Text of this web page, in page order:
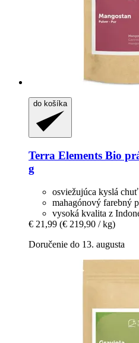
do košíka
Terra Elements Bio
g
osviežujúca kyslá chuť
mahagónový farebný
vysoká kvalita z
€ 21,99 (€ 219,90 / kg)
Doručenie do 13. augusta